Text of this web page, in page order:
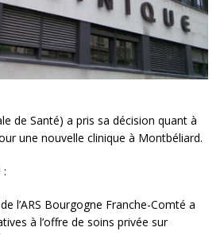
de Santé) a pris sa décision quant à
une nouvelle clinique à Montbéliard.
:
l’ARS Bourgogne Franche-Comté a
à l’offre de soins privée sur